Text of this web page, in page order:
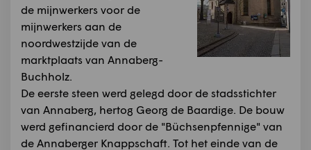
de mijnwerkers voor de
mijnwerkers aan de
noordwestzijde van de
marktplaats van Annaberg-
Buchholz.
De eerste steen werd gelegd door de stadsstichter
van Annaberg, hertog Georg de Baardige. De bouw
werd gefinancierd door de "Büchsenpfennige" van
de Annaberger Knappschaft. Tot het einde van de